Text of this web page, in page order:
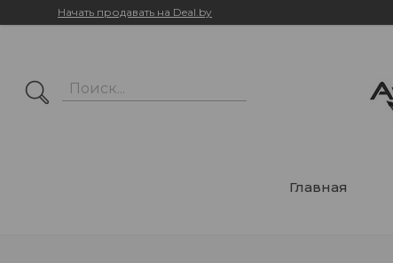
Начать продавать на Deal.by
Главная